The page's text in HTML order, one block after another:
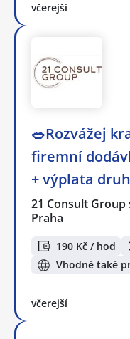
včerejší
🥗Rozvážej
firemní
+ výplata
21 Consult Group
Praha
190 Kč / hod
Vhodné také
včerejší